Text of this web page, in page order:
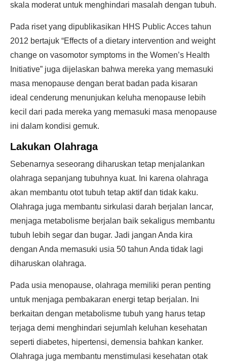
skala moderat untuk menghindari masalah dengan tubuh.
Pada riset yang dipublikasikan HHS Public Acces tahun
2012 bertajuk “Effects of a dietary intervention and weight
change on vasomotor symptoms in the Women’s Health
Initiative” juga dijelaskan bahwa mereka yang memasuki
masa menopause dengan berat badan pada kisaran
ideal cenderung menunjukan keluha menopause lebih
kecil dari pada mereka yang memasuki masa menopause
ini dalam kondisi gemuk.
Lakukan Olahraga
Sebenarnya seseorang diharuskan tetap menjalankan
olahraga sepanjang tubuhnya kuat. Ini karena olahraga
akan membantu otot tubuh tetap aktif dan tidak kaku.
Olahraga juga membantu sirkulasi darah berjalan lancar,
menjaga metabolisme berjalan baik sekaligus membantu
tubuh lebih segar dan bugar. Jadi jangan Anda kira
dengan Anda memasuki usia 50 tahun Anda tidak lagi
diharuskan olahraga.
Pada usia menopause, olahraga memiliki peran penting
untuk menjaga pembakaran energi tetap berjalan. Ini
berkaitan dengan metabolisme tubuh yang harus tetap
terjaga demi menghindari sejumlah keluhan kesehatan
seperti diabetes, hipertensi, demensia bahkan kanker.
Olahraga juga membantu menstimulasi kesehatan otak